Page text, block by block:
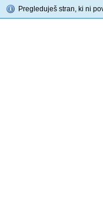
Pregleduješ stran, ki ni